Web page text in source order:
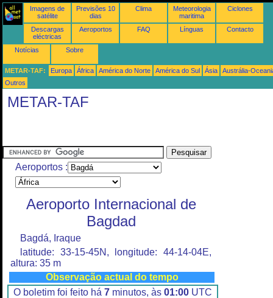
Imagens de
satélite
Previsões 10
dias
Clima
Meteorologia
maritima
Ciclones
Descargas
eléctricas
Aeroportos FAQ Línguas Contacto
Notícias Sobre
METAR-TAF: Europa África América do Norte América do Sul Ásia
Austrália-
Outros
METAR-TAF
Aeroportos :
Aeroporto Internacional de
Bagdad
Bagdá, Iraque
latitude: 33-15-45N, longitude: 44-14-04E,
altura: 35 m
Observação actual do tempo
O boletim foi feito há 7 minutos, às 01:00 UTC